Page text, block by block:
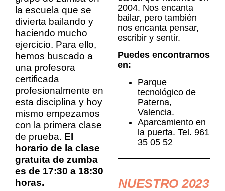
la escuela que se
divierta bailando y
haciendo mucho
ejercicio. Para ello,
hemos buscado a
una profesora
certificada
profesionalmente en
esta disciplina y hoy
mismo empezamos
con la primera clase
de prueba. El
horario de la clase
gratuita de zumba
es de 17:30 a 18:30
horas.
2004. Nos encanta
bailar, pero también
nos encanta pensar,
escribir y sentir.
Puedes encontrarnos
en:
Parque
tecnológico de
Paterna,
Valencia.
Aparcamiento en
la puerta. Tel. 961
35 05 52
NUESTRO 2023